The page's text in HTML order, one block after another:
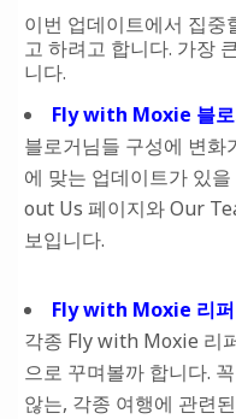
이번 업데이트에서 집중
고 하려고 합니다. 가장
니다.
Fly with Moxie 블로
블로거님들 구성에 변화
에 맞는 업데이트가 있
out Us 페이지와 Our
보입니다.
Fly with Moxie 리퍼
각종 Fly with Moxie 리
으로 꾸며볼까 합니다.
않는, 각종 여행에 관련